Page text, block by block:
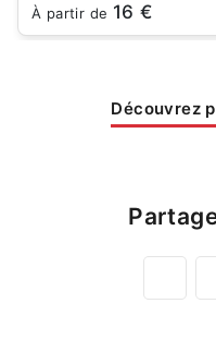
À partir de 16 €
Découvrez